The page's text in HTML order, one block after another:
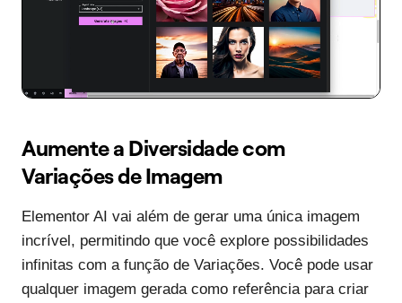
Aumente a Diversidade com
Variações de Imagem
Elementor AI vai além de gerar uma única imagem
incrível, permitindo que você explore possibilidades
infinitas com a função de Variações. Você pode usar
qualquer imagem gerada como referência para criar